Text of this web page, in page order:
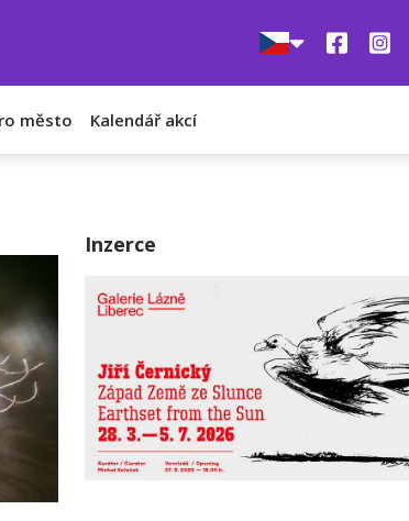
město Kalendář akcí
Inzerce